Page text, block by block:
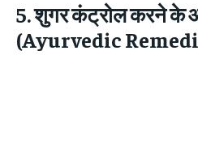
5. शुगर कंट्रोल करने के
(Ayurvedic